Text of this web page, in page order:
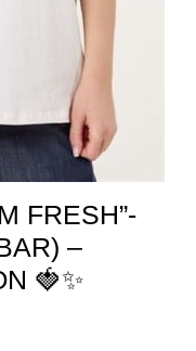
FRESH”-
–
🍓✨